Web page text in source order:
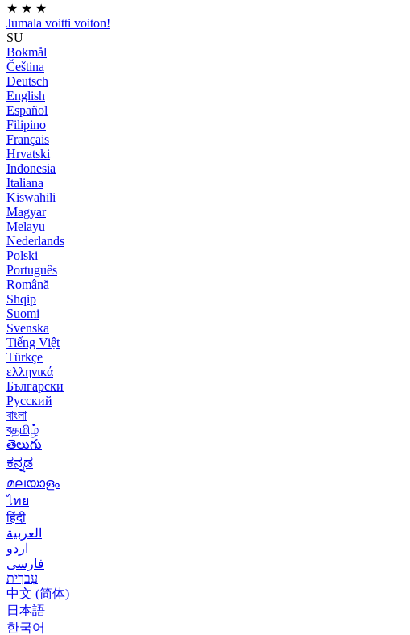
★ ★ ★
Jumala voitti voiton!
SU
Bokmål
Čeština
Deutsch
English
Español
Filipino
Français
Hrvatski
Indonesia
Italiana
Kiswahili
Magyar
Melayu
Nederlands
Polski
Português
Română
Shqip
Suomi
Svenska
Tiếng Việt
Türkçe
ελληνικά
Български
Русский
বাংলা
বதமிழ்
తెలుగు
ಕನ್ನಡ
മലയാളം
ไทย
हिंदी
العربية
اردو
فارسی
עִברִית
中文 (简体)
日本語
한국어